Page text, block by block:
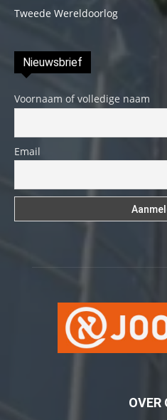
Tweede Wereldoorlog
Nieuwsbrief
Voornaam of volledige naam
Email
OVER